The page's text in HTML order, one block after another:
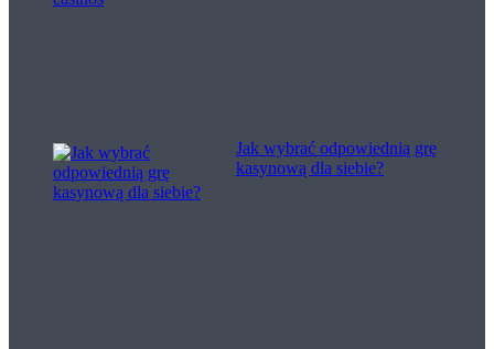
Jak wybrać odpowiednią grę
kasynową dla siebie?